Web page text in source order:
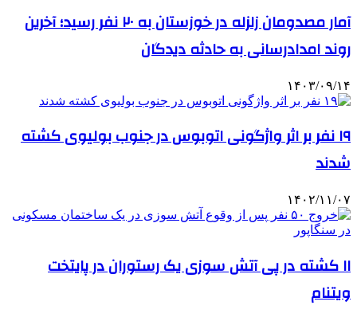
آمار مصدومان زلزله در خوزستان به ۲۰ نفر رسید؛ آخرین
روند امدادرسانی به حادثه دیدگان
۱۴۰۳/۰۹/۱۴
۱۹ نفر بر اثر واژگونی اتوبوس در جنوب بولیوی کشته
شدند
۱۴۰۲/۱۱/۰۷
۱۱ کشته در پی آتش سوزی یک رستوران در پایتخت
ویتنام